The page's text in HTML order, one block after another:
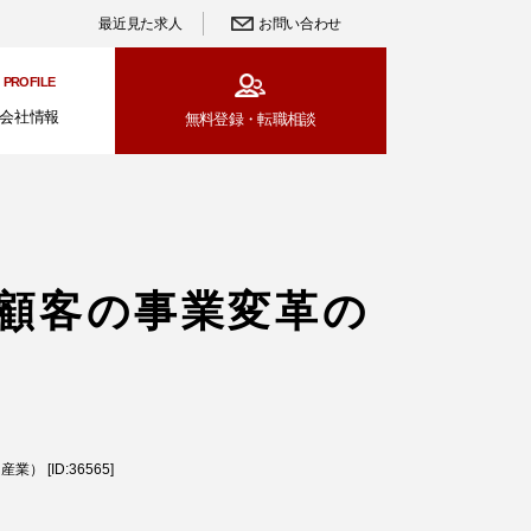
最近見た求人 お問い合わせ
PROFILE
会社情報 無料登録・転職相談
客の事業変革の
業） [ID:36565]